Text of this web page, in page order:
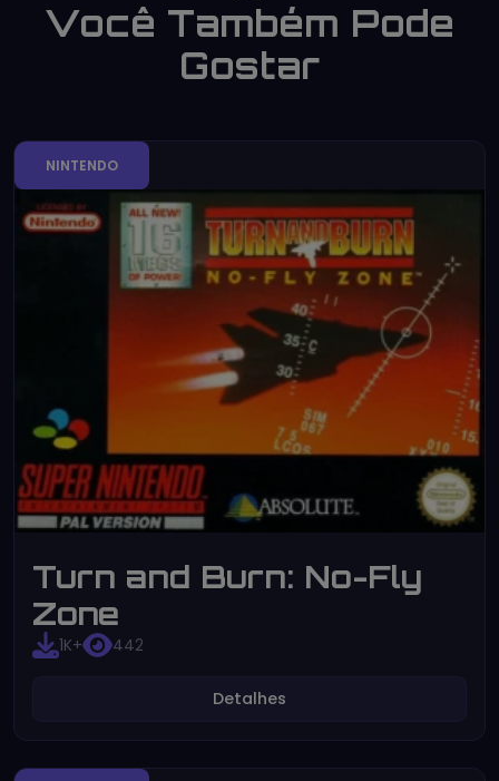
Você Também Pode
Gostar
NINTENDO
Turn and Burn: No-Fly
Zone
1K+ 442
Detalhes